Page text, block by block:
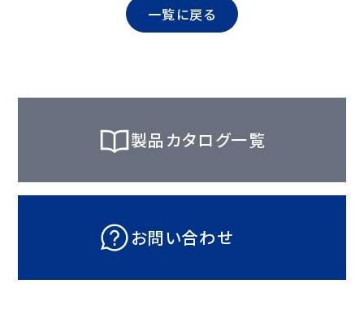
一覧に戻る
製品カタログ一覧
お問い合わせ